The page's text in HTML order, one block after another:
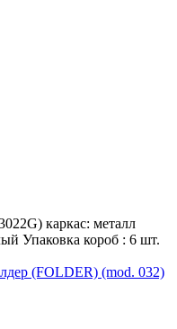
каркас: металл
Упаковка короб : 6 шт.
(FOLDER) (mod. 032)